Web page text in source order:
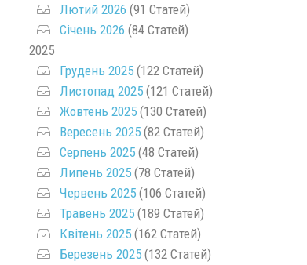
Лютий 2026 (91 Статей)
Січень 2026 (84 Статей)
2025
Грудень 2025(122 Статей)
Листопад 2025(121 Статей)
Жовтень 2025(130 Статей)
Вересень 2025(82 Статей)
Серпень 2025(48 Статей)
Липень 2025(78 Статей)
Червень 2025(106 Статей)
Травень 2025(189 Статей)
Квітень 2025(162 Статей)
Березень 2025(132 Статей)